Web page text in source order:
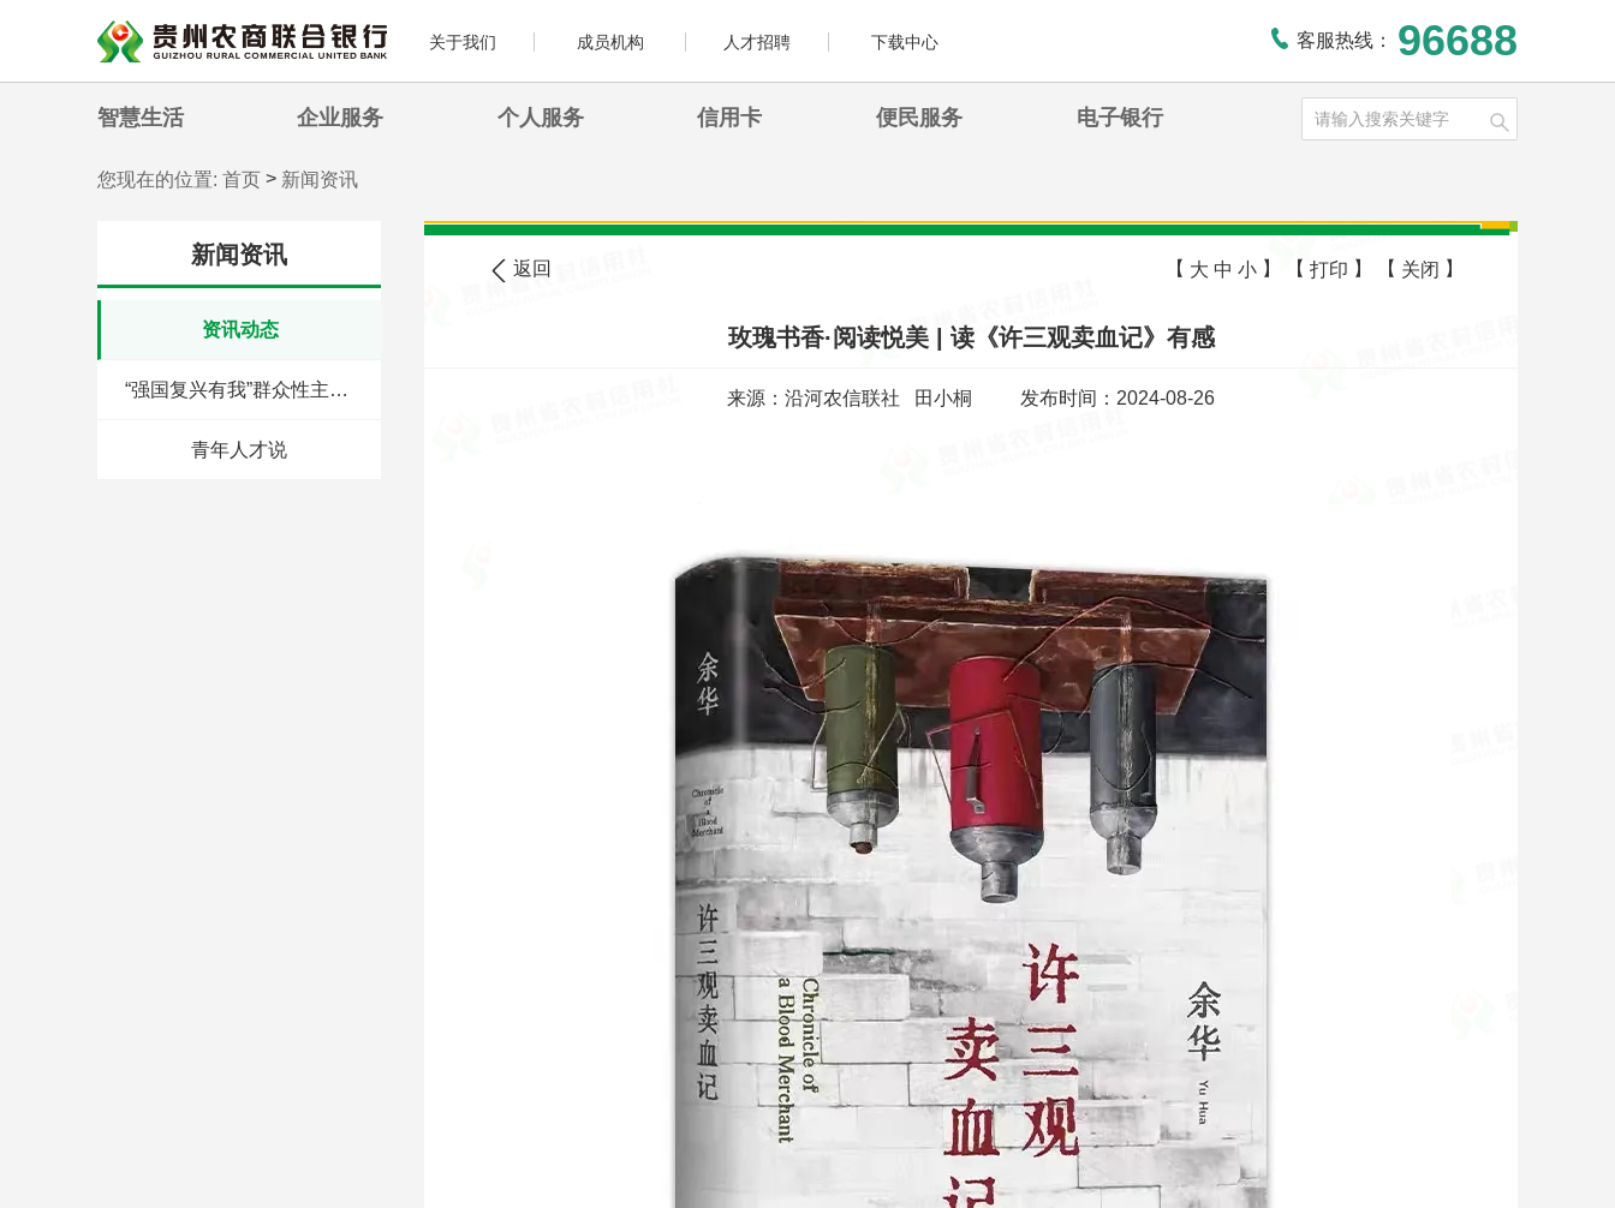
关于我们 成员机构 人才招聘 下载中心 客服热线： 96688
智慧生活 企业服务 个人服务 信用卡 便民服务 电子银行
您现在的位置: 首页> 新闻资讯
新闻资讯
资讯动态
“强国复兴有我”群众性主题宣传教育活动
青年人才说
返回 【 大 中 小】 【 打印 】 【 关闭 】
玫瑰书香·阅读悦美 | 读《许三观卖血记》有感
来源：沿河农信联社 田小桐 发布时间：2024-08-26